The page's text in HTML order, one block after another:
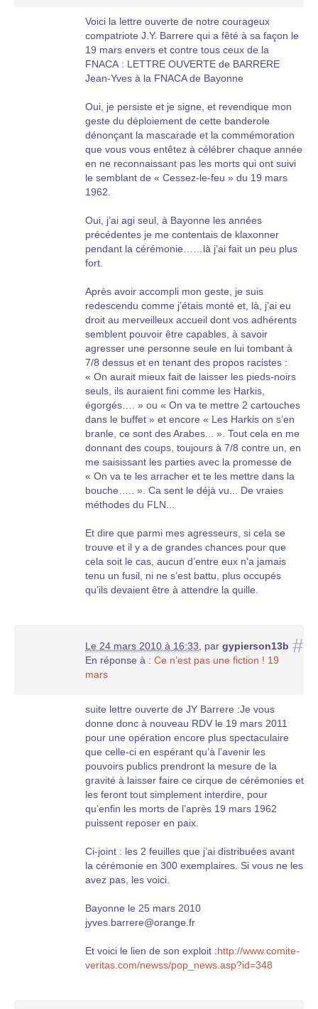
Voici la lettre ouverte de notre courageux
compatriote J.Y. Barrere qui a fêté à sa façon le
19 mars envers et contre tous ceux de la
FNACA : LETTRE OUVERTE de BARRERE
Jean-Yves à la FNACA de Bayonne
Oui, je persiste et je signe, et revendique mon
geste du déploiement de cette banderole
dénonçant la mascarade et la commémoration
que vous vous entêtez à célébrer chaque année
en ne reconnaissant pas les morts qui ont suivi
le semblant de « Cessez-le-feu » du 19 mars
1962.
Oui, j’ai agi seul, à Bayonne les années
précédentes je me contentais de klaxonner
pendant la cérémonie……là j’ai fait un peu plus
fort.
Après avoir accompli mon geste, je suis
redescendu comme j’étais monté et, là, j’ai eu
droit au merveilleux accueil dont vos adhérents
semblent pouvoir être capables, à savoir
agresser une personne seule en lui tombant à
7/8 dessus et en tenant des propos racistes :
« On aurait mieux fait de laisser les pieds-noirs
seuls, ils auraient fini comme les Harkis,
égorgés…. » ou « On va te mettre 2 cartouches
dans le buffet » et encore « Les Harkis on s’en
branle, ce sont des Arabes... ». Tout cela en me
donnant des coups, toujours à 7/8 contre un, en
me saisissant les parties avec la promesse de
« On va te les arracher et te les mettre dans la
bouche….. ». Ca sent le déjà vu... De vraies
méthodes du FLN...
Et dire que parmi mes agresseurs, si cela se
trouve et il y a de grandes chances pour que
cela soit le cas, aucun d’entre eux n’a jamais
tenu un fusil, ni ne s’est battu, plus occupés
qu’ils devaient être à attendre la quille.
est capable de le faire à un contre un…….pas à
la façon FNACA……..Mon grand-père paternel
né en 1897 a fait 14-18, il a été gazé et en est
grand-père maternel né en 1910 a fait 39-45 et
ensuite l’Algérie et mon père né en 1935 a fait
l’Algérie…ils ne se seraient jamais comportés
comme des lâches…..
.
#
Le 24 mars 2010 à 16:33 par gypierson13b
En réponse à : Ce n’est pas une fiction ! 19
mars
suite lettre ouverte de JY Barrere :Je vous
donne donc à nouveau RDV le 19 mars 2011
pour une opération encore plus spectaculaire
que celle-ci en espérant qu’à l’avenir les
pouvoirs publics prendront la mesure de la
gravité à laisser faire ce cirque de cérémonies et
les feront tout simplement interdire, pour
qu’enfin les morts de l’après 19 mars 1962
puissent reposer en paix.
Ci-joint : les 2 feuilles que j’ai distribuées avant
la cérémonie en 300 exemplaires. Si vous ne les
avez pas, les voici.
Bayonne le 25 mars 2010
jyves.barrere@orange.fr
Et voici le lien de son exploit :http://www.comite-
veritas.com/newss/pop_news.asp?id=348